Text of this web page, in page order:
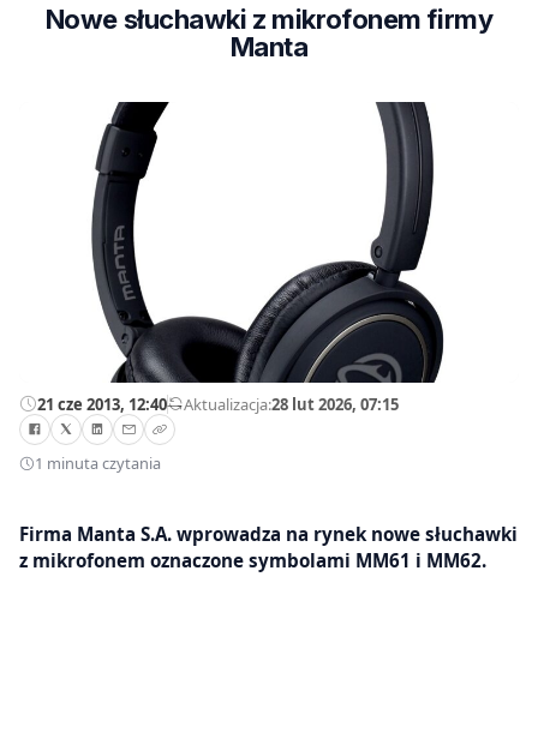
Nowe słuchawki z mikrofonem firmy
Manta
21 cze 2013, 12:40—Aktualizacja:28 lut 2026, 07:15
1 minuta czytania
Firma Manta S.A. wprowadza na rynek nowe słuchawki
z mikrofonem oznaczone symbolami MM61 i MM62.